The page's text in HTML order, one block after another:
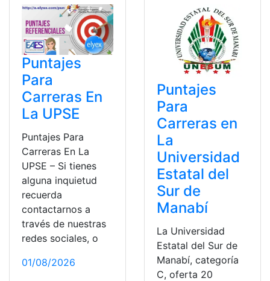
Puntajes
Para
Carreras En
La UPSE
Puntajes Para
Carreras En La
UPSE – Si tienes
alguna inquietud
recuerda
contactarnos a
través de nuestras
redes sociales, o
01/08/2026
Puntajes
Para
Carreras en
La
Universidad
Estatal del
Sur de
Manabí
La Universidad
Estatal del Sur de
Manabí, categoría
C, oferta 20